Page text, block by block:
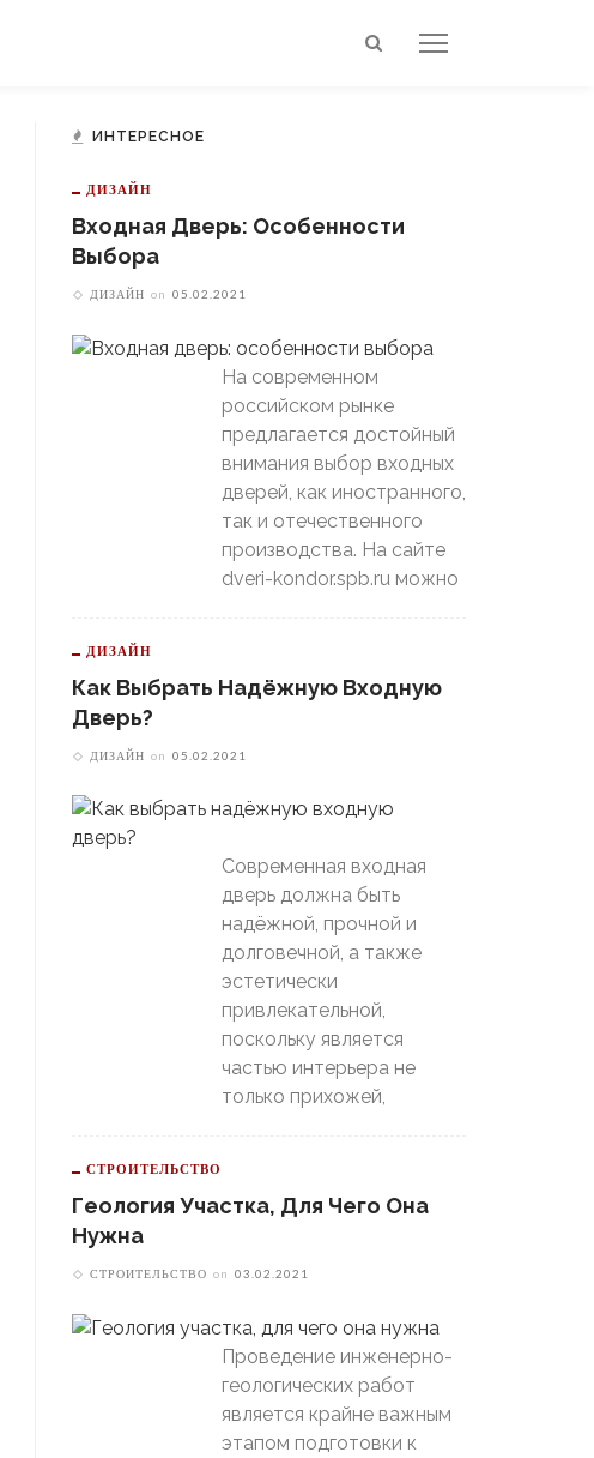
ИНТЕРЕСНОЕ
ДИЗАЙН
Входная Дверь: Особенности
Выбора
ДИЗАЙН on 05.02.2021
На современном
российском рынке
предлагается достойный
внимания выбор входных
дверей, как иностранного,
так и отечественного
производства. На сайте
dveri-kondor.spb.ru можно
ДИЗАЙН
Как Выбрать Надёжную Входную
Дверь?
ДИЗАЙН on 05.02.2021
Современная входная
дверь должна быть
надёжной, прочной и
долговечной, а также
эстетически
привлекательной,
поскольку является
частью интерьера не
только прихожей,
СТРОИТЕЛЬСТВО
Геология Участка, Для Чего Она
Нужна
СТРОИТЕЛЬСТВО on 03.02.2021
Проведение инженерно-
геологических работ
является крайне важным
этапом подготовки к